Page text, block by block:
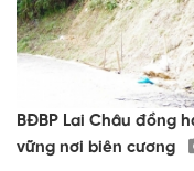
BĐBP Lai Châu đồng
vững nơi biên cương